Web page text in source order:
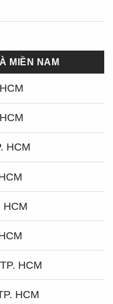
MIỀN NAM
HCM
HCM
HCM
HCM